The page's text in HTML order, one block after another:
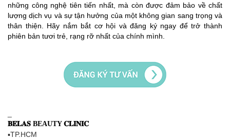
những công nghệ tiên tiến nhất, mà còn được đảm bảo về chất
lượng dịch vụ và sự tận hưởng của một không gian sang trọng và
thân thiện. Hãy nắm bắt cơ hội và đăng ký ngay để trở thành
phiên bản tươi trẻ, rạng rỡ nhất của chính mình.
𝐁𝐄𝐋𝐀𝐒 BEAUTY 𝐂𝐋𝐈𝐍𝐈𝐂
▪TP.HCM